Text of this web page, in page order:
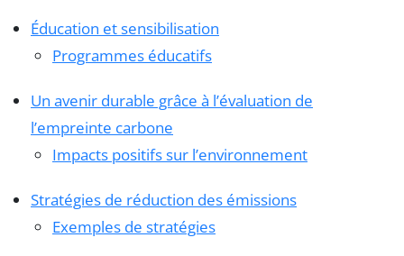
Éducation et sensibilisation
Programmes éducatifs
Un avenir durable grâce à l’évaluation de
l’empreinte carbone
Impacts positifs sur l’environnement
Stratégies de réduction des émissions
Exemples de stratégies